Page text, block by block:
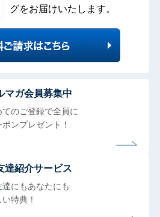
グをお届けいたします。
マガ会員募集中
てのご登録で全員に
ポンプレゼント！
達紹介サービス
達にもあなたにも
特典！